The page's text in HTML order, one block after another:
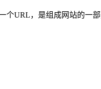
URL，是组成网站的一